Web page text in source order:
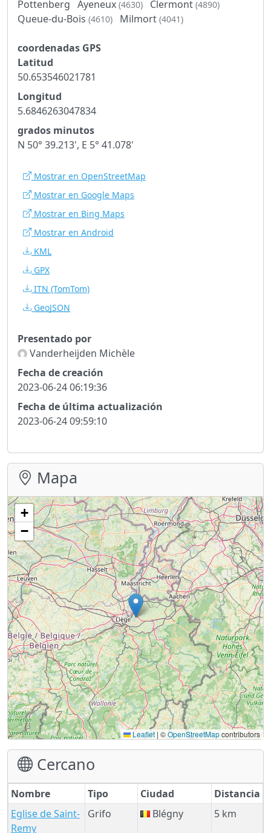
Pottenberg Ayeneux (4630) Clermont (4890)
Queue-du-Bois (4610) Milmort (4041)
coordenadas GPS
Latitud
50.653546021781
Longitud
5.6846263047834
grados minutos
N 50° 39.213', E 5° 41.078'
Mostrar en OpenStreetMap
Mostrar en Google Maps
Mostrar en Bing Maps
Mostrar en Android
KML
GPX
ITN (TomTom)
GeoJSON
Presentado por
Vanderheijden Michèle
Fecha de creación
2023-06-24 06:19:36
Fecha de última actualización
2023-06-24 09:59:10
Mapa
+
−
Leaflet | ©OpenStreetMapcontributors
Cercano
Nombre Tipo Ciudad
Distancia
Eglise de Saint-
Remy
Grifo Blégny 5 km